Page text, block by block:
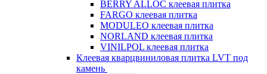
BERRY ALLOC клеевая плитка
FARGO клеевая плитка
MODULEO клеевая плитка
NORLAND клеевая плитка
VINILPOL клеевая плитка
Клеевая кварцвиниловая плитка LVT под
камень